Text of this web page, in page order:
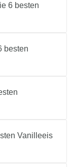
6 besten
besten
Vanilleeis